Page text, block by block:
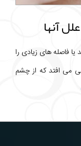
آنها
یا فاصله های زیادی را
می افتد که از چشم